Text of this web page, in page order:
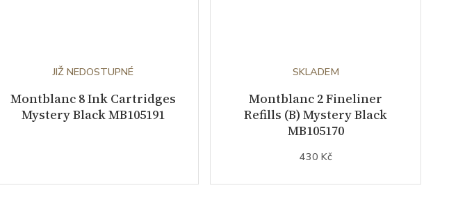
JIŽ NEDOSTUPNÉ
Montblanc 8 Ink Cartridges
Mystery Black MB105191
SKLADEM
Montblanc 2 Fineliner
Refills (B) Mystery Black
MB105170
430 Kč